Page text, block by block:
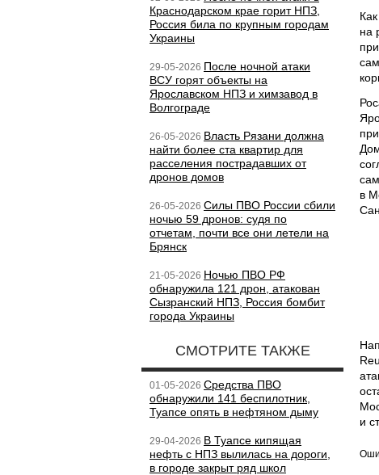
Краснодарском крае горит НПЗ,
Россия била по крупным городам
Украины
29-05-2026 После ночной атаки
ВСУ горят объекты на
Ярославском НПЗ и химзавод в
Волгограде
26-05-2026 Власть Рязани должна
найти более ста квартир для
расселения пострадавших от
дронов домов
26-05-2026 Силы ПВО России сбили
ночью 59 дронов: судя по
отчетам, почти все они летели на
Брянск
21-05-2026 Ночью ПВО РФ
обнаружила 121 дрон, атакован
Сызранский НПЗ, Россия бомбит
города Украины
СМОТРИТЕ ТАКЖЕ
01-05-2026 Средства ПВО
обнаружили 141 беспилотник,
Туапсе опять в нефтяном дыму
29-04-2026 В Туапсе кипящая
нефть с НПЗ вылилась на дороги,
в городе закрыт ряд школ
Как
на
в
и